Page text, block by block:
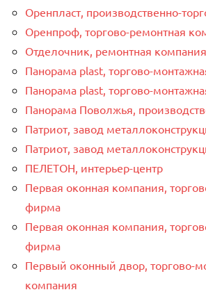
Оренпласт, производственно-
Оренпроф, торгово-ремонтная
Отделочник, ремонтная компания
Панорама plast, торгово-
Панорама plast, торгово-
Панорама Поволжья,
Патриот, завод
Патриот, завод
ПЕЛЕТОН, интерьер-центр
Первая оконная компания,
фирма
Первая оконная компания,
фирма
Первый оконный двор, торгово-
компания